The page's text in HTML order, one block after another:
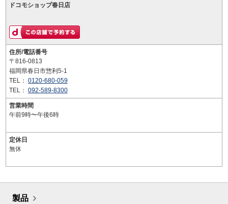
ドコモショップ春日店
住所/電話番号
〒816-0813
福岡県春日市惣利5-1
TEL： 0120-680-059
TEL： 092-589-8300
営業時間
午前9時〜午後6時
定休日
無休
製品